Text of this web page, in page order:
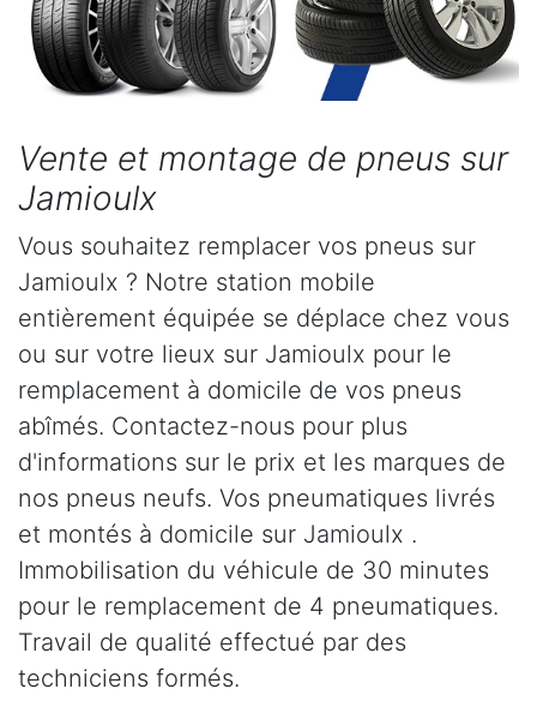
Vente et montage de pneus sur
Jamioulx
Vous souhaitez remplacer vos pneus sur
Jamioulx ? Notre station mobile
entièrement équipée se déplace chez vous
ou sur votre lieux sur Jamioulx pour le
remplacement à domicile de vos pneus
abîmés. Contactez-nous pour plus
d'informations sur le prix et les marques de
nos pneus neufs. Vos pneumatiques livrés
et montés à domicile sur Jamioulx .
Immobilisation du véhicule de 30 minutes
pour le remplacement de 4 pneumatiques.
Travail de qualité effectué par des
techniciens formés.